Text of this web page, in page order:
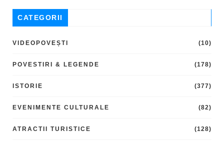
CATEGORII
VIDEOPOVEȘTI (10)
POVESTIRI & LEGENDE (178)
ISTORIE (377)
EVENIMENTE CULTURALE (82)
ATRACTII TURISTICE (128)